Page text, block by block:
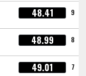
48.41 9
48.99 8
49.01 7